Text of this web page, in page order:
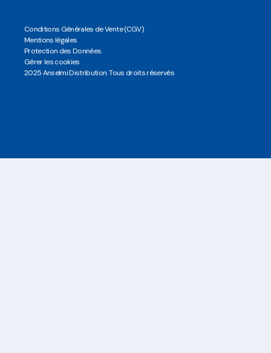
Conditions Générales de Vente (CGV)
Mentions légales
Protection des Données
Gérer les cookies
2025 Anselmi Distribution. Tous droits réservés